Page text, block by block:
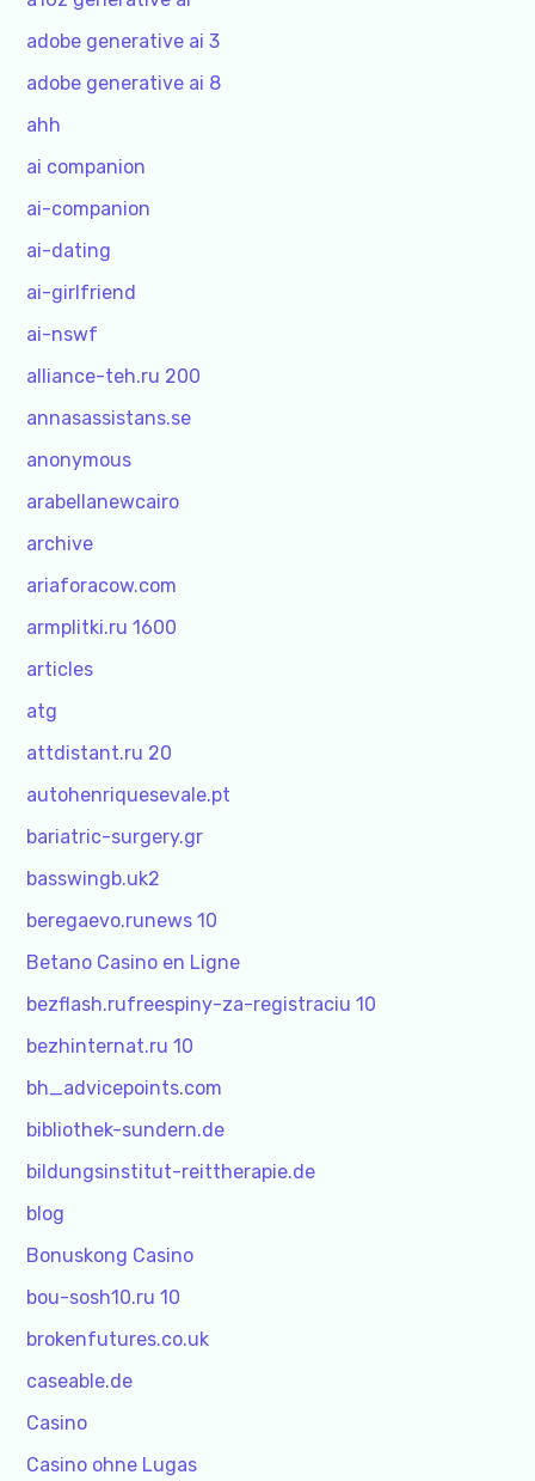
adobe generative ai 3
adobe generative ai 8
ahh
ai companion
ai-companion
ai-dating
ai-girlfriend
ai-nswf
alliance-teh.ru 200
annasassistans.se
anonymous
arabellanewcairo
archive
ariaforacow.com
armplitki.ru 1600
articles
atg
attdistant.ru 20
autohenriquesevale.pt
bariatric-surgery.gr
basswingb.uk2
beregaevo.runews 10
Betano Casino en Ligne
bezflash.rufreespiny-za-registraciu 10
bezhinternat.ru 10
bh_advicepoints.com
bibliothek-sundern.de
bildungsinstitut-reittherapie.de
blog
Bonuskong Casino
bou-sosh10.ru 10
brokenfutures.co.uk
caseable.de
Casino
Casino ohne Lugas